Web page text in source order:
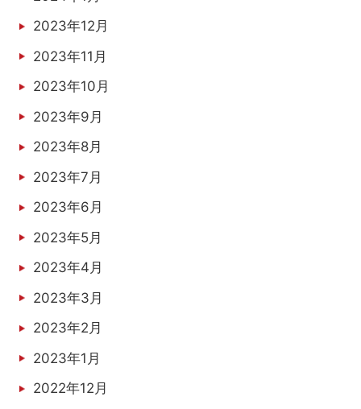
2023年12月
2023年11月
2023年10月
2023年9月
2023年8月
2023年7月
2023年6月
2023年5月
2023年4月
2023年3月
2023年2月
2023年1月
2022年12月